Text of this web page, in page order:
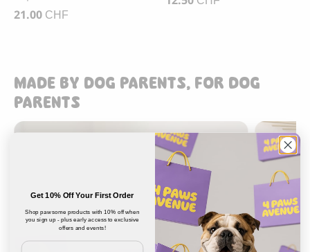
21.00 CHF
MADE BY DOG PARENTS, FOR DOG
PARENTS
Get 10% Off Your First Order
Shop pawsome products with 10% off when
you sign up - plus early access to exclusive
offers and events!
Email